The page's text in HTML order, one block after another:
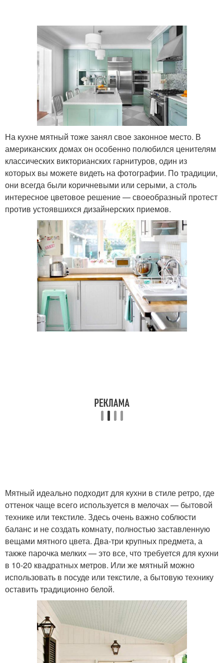
На кухне мятный тоже занял свое законное место. В
американских домах он особенно полюбился ценителям
классических викторианских гарнитуров, один из
которых вы можете видеть на фотографии. По традиции,
они всегда были коричневыми или серыми, а столь
интересное цветовое решение — своеобразный протест
против устоявшихся дизайнерских приемов.
Мятный идеально подходит для кухни в стиле ретро, где
оттенок чаще всего используется в мелочах — бытовой
технике или текстиле. Здесь очень важно соблюсти
баланс и не создать комнату, полностью заставленную
вещами мятного цвета. Два-три крупных предмета, а
также парочка мелких — это все, что требуется для кухни
в 10-20 квадратных метров. Или же мятный можно
использовать в посуде или текстиле, а бытовую технику
оставить традиционно белой.